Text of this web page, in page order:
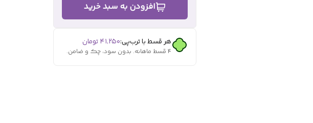
افزودن به سبد خرید
هر قسط با ترب‌پی:۴۱٬۲۵۰تومان
۴ قسط ماهانه. بدون سود، چک و ضامن.